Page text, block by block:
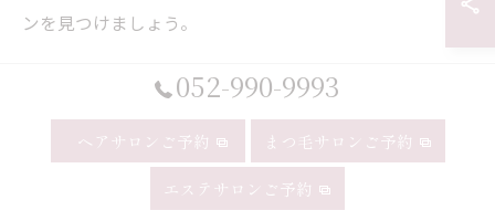
ンを見つけましょう。
白髪が気になり始めたら相談したい
052-990-9993
ヘアサロンご予約 まつ毛サロンご予約
エステサロンご予約